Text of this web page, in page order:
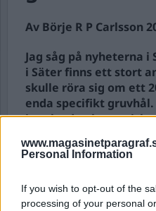
Personal Information
If you wish to opt-out of the
processing of your personal
Av Börje R P Carlsson
Jag såg på nyheterna
i Säter finns ett stort
skulle röra sig om ett
enda specifikt
inte ha de
bärga fordonen utan
ombesörja och betala
Länsstyrelsen slår ifrån
och hävdar att det inte